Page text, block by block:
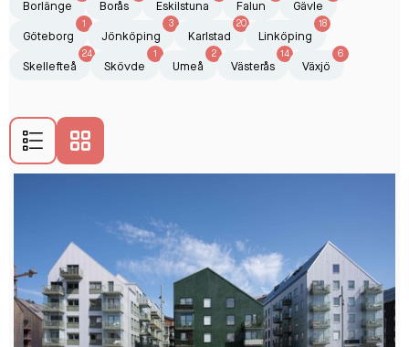
Borlänge Borås Eskilstuna Falun Gävle
Göteborg
1
Jönköping
3
Karlstad
20
Linköping
18
Skellefteå
24
Skövde
1
Umeå
2
Västerås
14
Växjö
6